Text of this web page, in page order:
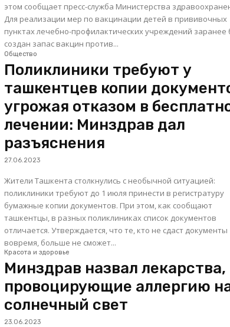
этом сообщает пресс-служба Министерства
Для реализации мер по вакцинации детей в прививочных
пунктах лечебно-профилактических учреждений заранее
создан запас вакцин против...
Общество
Поликлиники требуют у
ташкентцев копии
угрожая отказом в
лечении: Минздрав дал
разъяснения
27.06.2023
Жители Ташкента столкнулись с необычной ситуацией:
поликлиники требуют до 1 июля принести в регистратуру
бумажные копии документов. При этом, как сообщают
ташкентцы, в разных поликлиниках список документов
отличается. Утверждается, что те, кто не сдаст документы
вовремя, больше не сможет...
Красота и здоровье
Минздрав назвал лекарства,
провоцирующие аллергию
солнечный свет
23.06.2023